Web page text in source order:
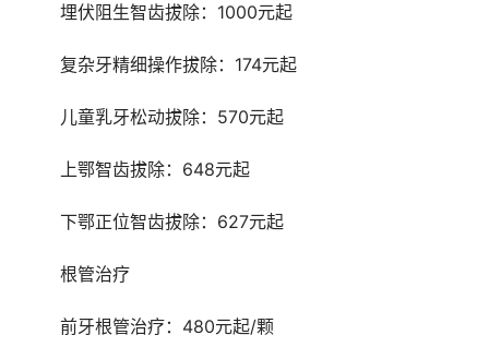
	埋伏阻生智齿拔除：1000元起
	复杂牙精细操作拔除：174元起
	儿童乳牙松动拔除：570元起
	上鄂智齿拔除：648元起
	下鄂正位智齿拔除：627元起
	根管治疗
	前牙根管治疗：480元起/颗